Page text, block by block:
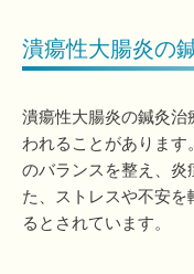
潰瘍性大腸炎の
潰瘍性大腸炎の鍼灸
われることがありま
のバランスを整え、炎
た、ストレスや不安
るとされています。